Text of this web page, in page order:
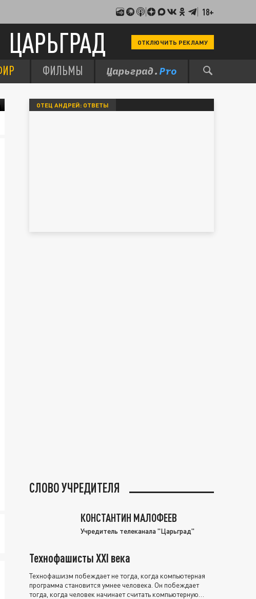
18+
ЦАРЬГРАД ОТКЛЮЧИТЬ РЕКЛАМУ
ФИЛЬМЫ
ОТЕЦ АНДРЕЙ: ОТВЕТЫ
СЛОВО УЧРЕДИТЕЛЯ
КОНСТАНТИН МАЛОФЕЕВ
Учредитель телеканала "Царьград"
Технофашисты XXI века
Технофашизм побеждает не тогда, когда компьютерная
программа становится умнее человека. Он побеждает
тогда, когда человек начинает считать компьютерную